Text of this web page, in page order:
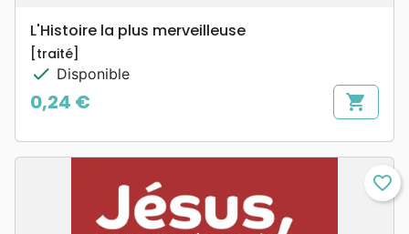
L'Histoire la plus merveilleuse
[traité]
check Disponible
Prix
0,24 € shopping_cart
favorite_border